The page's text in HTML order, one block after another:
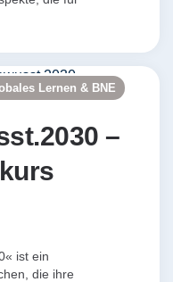
Lernen & BNE
–
ist ein
die ihre